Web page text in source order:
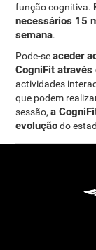
função cognitiva.
necessários 15
semana.
Pode-seaceder
CogniFit através
actividades
que podem
sessão,a
evoluçãodo